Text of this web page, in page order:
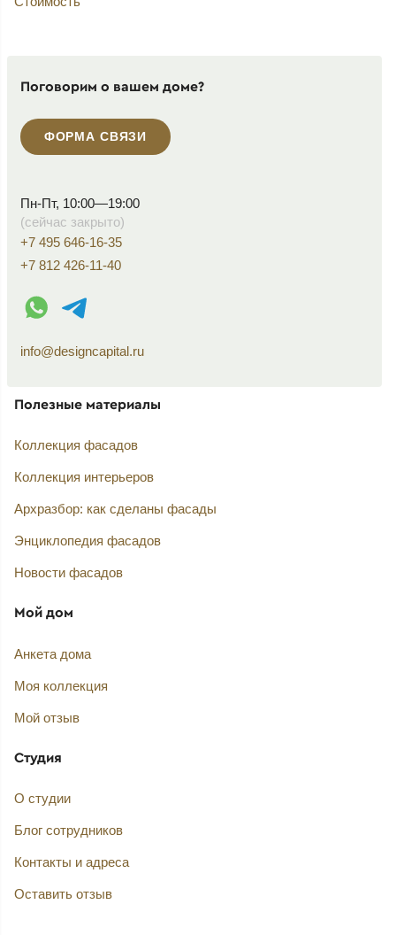
Поговорим о вашем доме?
ФОРМА СВЯЗИ
Пн-Пт, 10:00—19:00
(сейчас закрыто)
+7 495 646-16-35
+7 812 426-11-40
WhatsApp контакт
Telegram контакт
info@designcapital.ru
Полезные материалы
Коллекция фасадов
Коллекция интерьеров
Архразбор: как сделаны фасады
Энциклопедия фасадов
Новости фасадов
Мой дом
Анкета дома
Моя коллекция
Мой отзыв
Студия
О студии
Блог сотрудников
Контакты и адреса
Оставить отзыв